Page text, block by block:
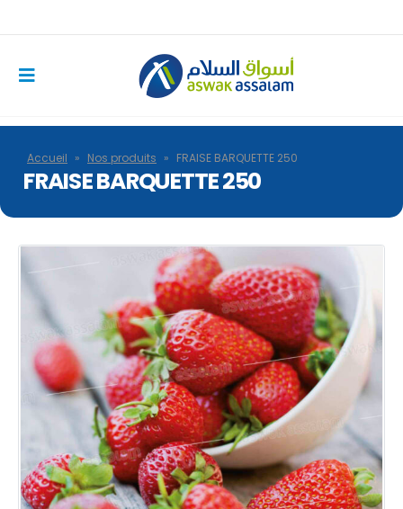
Accueil » Nos produits » FRAISE BARQUETTE 250
FRAISE BARQUETTE 250